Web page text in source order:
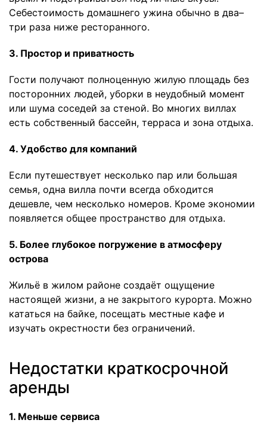
Себестоимость домашнего ужина обычно в два–
три раза ниже ресторанного.
3. Простор и приватность
Гости получают полноценную жилую площадь без
посторонних людей, уборки в неудобный момент
или шума соседей за стеной. Во многих виллах
есть собственный бассейн, терраса и зона отдыха.
4. Удобство для компаний
Если путешествует несколько пар или большая
семья, одна вилла почти всегда обходится
дешевле, чем несколько номеров. Кроме экономии
появляется общее пространство для отдыха.
5. Более глубокое погружение в атмосферу
острова
Жильё в жилом районе создаёт ощущение
настоящей жизни, а не закрытого курорта. Можно
кататься на байке, посещать местные кафе и
изучать окрестности без ограничений.
Недостатки краткосрочной
аренды
1. Меньше сервиса